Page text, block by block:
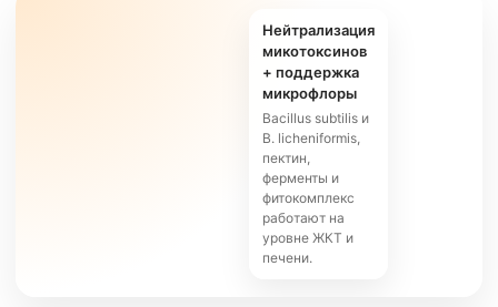
Нейтрализация
микотоксинов
+ поддержка
микрофлоры
Bacillus subtilis и
B. licheniformis,
пектин,
ферменты и
фитокомплекс
работают на
уровне ЖКТ и
печени.